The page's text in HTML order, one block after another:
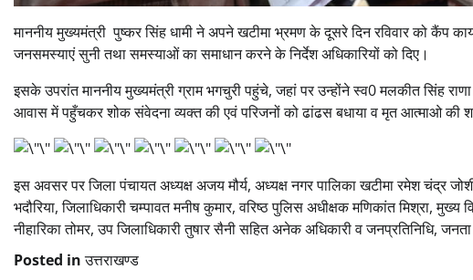
माननीय मुख्यमंत्री पुष्कर सिंह धामी ने अपने खटीमा भ्रमण के दूसरे दिन रविवार को कैंप
जनसमस्याएं सुनी तथा समस्याओं का समाधान करने के निर्देश अधिकारियों को दिए।
इसके उपरांत माननीय मुख्यमंत्री ग्राम भगचुरी पहुंचे, जहां पर उन्होंने स्व0 मलकीत सिंह
आवास में पहुँचकर शोक संवेदना व्यक्त की एवं परिजनों को ढांढस बधाया व मृत आत्माओ की
इस अवसर पर जिला पंचायत अध्यक्ष अजय मौर्य, अध्यक्ष नगर पालिका खटीमा रमेश चंद्र
भदौरिया, जिलाधिकारी चम्पावत मनीष कुमार, वरिष्ठ पुलिस अधीक्षक मणिकांत मिश्रा,
नीहारिका तोमर, उप जिलाधिकारी तुषार सैनी सहित अनेक अधिकारी व जनप्रतिनिधि,
Posted inउत्तराखण्ड